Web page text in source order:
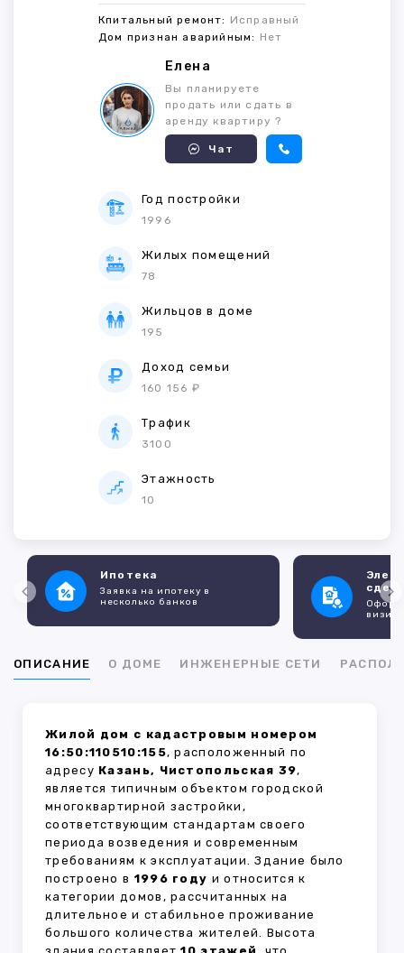
Кпитальный ремонт: Исправный
Дом признан аварийным: Нет
Елена
Вы планируете
продать или сдать в
аренду квартиру ?
Чат
Год постройки
1996
Жилых помещений
78
Жильцов в доме
195
Доход семьи
160 156 ₽
Трафик
3100
Этажность
10
Ипотека
Заявка на ипотеку в
несколько банков
ОПИСАНИЕ О ДОМЕ ИНЖЕНЕРНЫЕ СЕТИ
Жилой дом с кадастровым номером
16:50:110510:155, расположенный по
адресу Казань, Чистопольская 39,
является типичным объектом городской
многоквартирной застройки,
соответствующим стандартам своего
периода возведения и современным
требованиям к эксплуатации. Здание было
построено в 1996 году и относится к
категории домов, рассчитанных на
длительное и стабильное проживание
большого количества жителей. Высота